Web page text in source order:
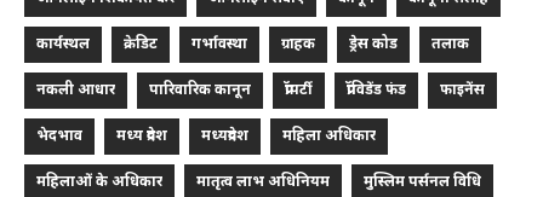
कार्यस्थल क्रेडिट गर्भावस्था ग्राहक ड्रेस कोड तलाक
नकली आधार पारिवारिक कानून प्रॉपर्टी प्रॉविडेंड फंड फाइनेंस
भेदभाव मध्य प्रदेश मध्यप्रदेश महिला अधिकार
महिलाओं के अधिकार मातृत्व लाभ अधिनियम मुस्लिम पर्सनल विधि